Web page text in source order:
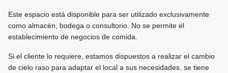
Este espacio está disponible para ser utilizado exclusivamente
como almacén, bodega o consultorio. No se permite el
establecimiento de negocios de comida.
Si el cliente lo requiere, estamos dispuestos a realizar el cambio
de cielo raso para adaptar el local a sus necesidades. se tiene